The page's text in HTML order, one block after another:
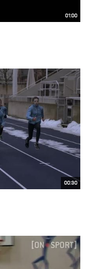
01:00
00:30